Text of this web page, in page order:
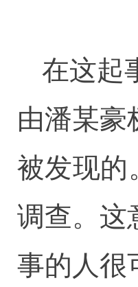
在这起
由潘某豪
被发现的
调查。这
事的人很